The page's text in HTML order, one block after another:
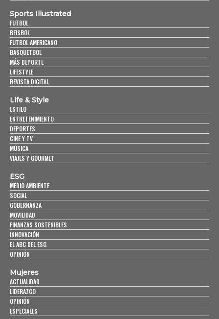
Sports Illustrated
FUTBOL
BEISBOL
FUTBOL AMERICANO
BASQUETBOL
MÁS DEPORTE
LIFESTYLE
REVISTA DIGITAL
Life & Style
ESTILO
ENTRETENIMIENTO
DEPORTES
CINE Y TV
MÚSICA
VIAJES Y GOURMET
ESG
MEDIO AMBIENTE
SOCIAL
GOBERNANZA
MOVILIDAD
FINANZAS SOSTENIBLES
INNOVACIÓN
EL ABC DEL ESG
OPINIÓN
Mujeres
ACTUALIDAD
LIDERAZGO
OPINIÓN
ESPECIALES